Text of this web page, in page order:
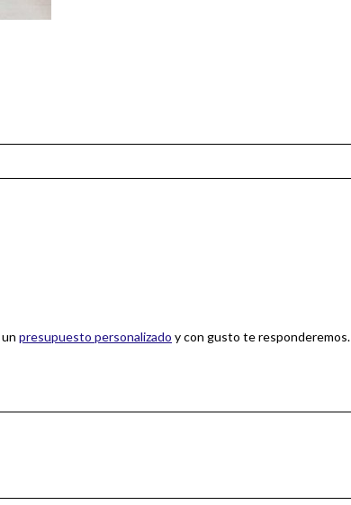
presupuesto personalizado y con gusto te responderemos.